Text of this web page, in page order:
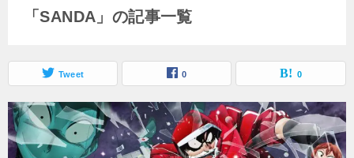
「SANDA」の記事一覧
Tweet 0 0